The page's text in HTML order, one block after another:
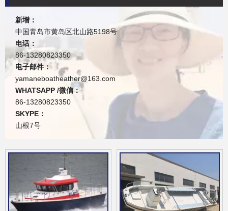
新增：
中国青岛市黄岛区北山路5198号
电话：
86-13280823350
电子邮件：
yamaneboatheather@163.com
WHATSAPP /微信：
86-13280823350
SKYPE：
山根7号